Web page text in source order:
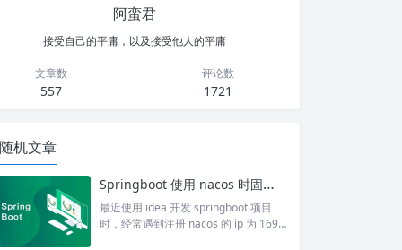
阿蛮君
接受自己的平庸，以及接受他人的平庸
文章数
557
评论数
1721
随机文章
Springboot 使用 nacos 时固定注册 ip
最近使用 idea 开发 springboot 项目
时，经常遇到注册 nacos 的 ip 为 169.x